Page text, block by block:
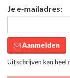
Je e-mailadres:
Aanmelden
Uitschrijven kan heel